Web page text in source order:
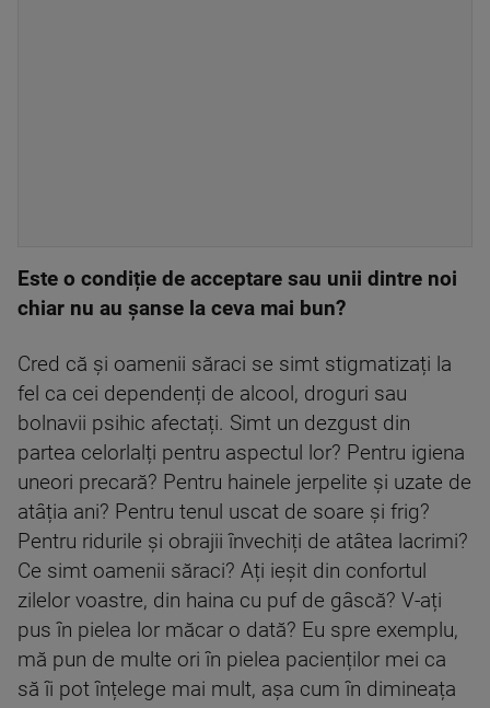
Este o condiție de acceptare sau unii dintre noi
chiar nu au șanse la ceva mai bun?
Cred că și oamenii săraci se simt stigmatizați la
fel ca cei dependenți de alcool, droguri sau
bolnavii psihic afectați. Simt un dezgust din
partea celorlalți pentru aspectul lor? Pentru igiena
uneori precară? Pentru hainele jerpelite și uzate de
atâția ani? Pentru tenul uscat de soare și frig?
Pentru ridurile și obrajii învechiți de atâtea lacrimi?
Ce simt oamenii săraci? Ați ieșit din confortul
zilelor voastre, din haina cu puf de gâscă? V-ați
pus în pielea lor măcar o dată? Eu spre exemplu,
mă pun de multe ori în pielea pacienților mei ca
să îi pot înțelege mai mult, așa cum în dimineața